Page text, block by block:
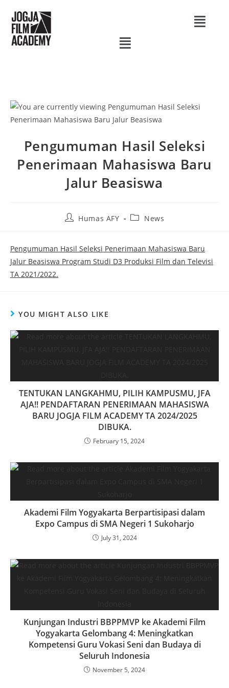
Pengumuman Hasil Seleksi
Penerimaan Mahasiswa Baru
Jalur Beasiswa
Humas AFY News
Pengumuman Hasil Seleksi Penerimaan Mahasiswa Baru
Jalur Beasiswa Program Studi D3 Produksi Film dan Televisi
TA 2021/2022.
YOU MIGHT ALSO LIKE
TENTUKAN LANGKAHMU, PILIH KAMPUSMU, JFA
AJA!! PENDAFTARAN PENERIMAAN MAHASISWA
BARU JOGJA FILM ACADEMY TA 2024/2025
DIBUKA.
February 15, 2024
Akademi Film Yogyakarta Berpartisipasi dalam
Expo Campus di SMA Negeri 1 Sukoharjo
July 31, 2024
Kunjungan Industri BBPPMVP ke Akademi Film
Yogyakarta Gelombang 4: Meningkatkan
Kompetensi Guru Vokasi Seni dan Budaya di
Seluruh Indonesia
November 5, 2024